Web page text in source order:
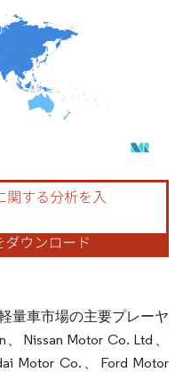
BY 4.0の表示が必要です。
量車市場の主要プレーヤ
Nissan Motor Co. Ltd、
Motor Co.、Ford Motor